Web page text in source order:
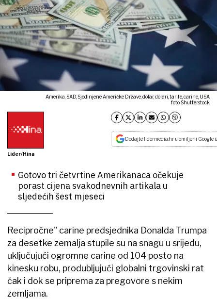
Amerika, SAD, Sjedinjene Američke Države, dolar, dolari, tarife, carine, USA
foto Shutterstock
Lider/Hina
Dodajte lidermedia.hr u omiljeni Google
Gotovo tri četvrtine Amerikanaca očekuje
porast cijena svakodnevnih artikala u
sljedećih šest mjeseci
Recipročne" carine predsjednika Donalda Trumpa
za desetke zemalja stupile su na snagu u srijedu,
uključujući ogromne carine od 104 posto na
kinesku robu, produbljujući globalni trgovinski rat
čak i dok se priprema za pregovore s nekim
zemljama.